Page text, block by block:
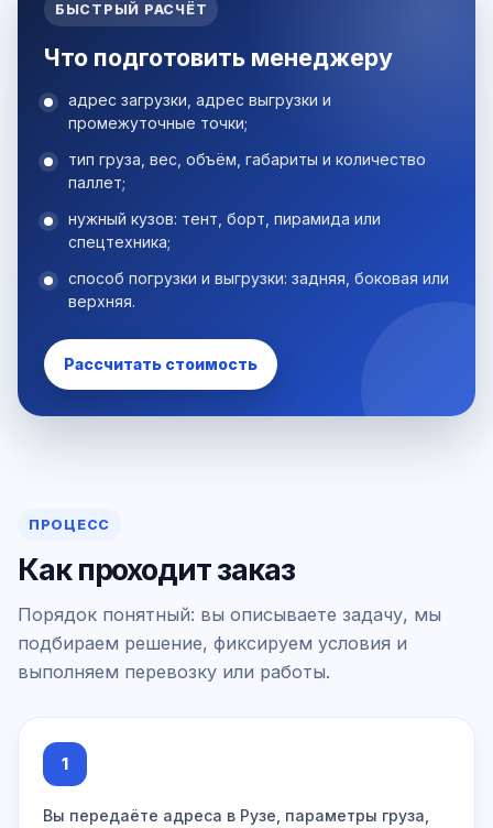
БЫСТРЫЙ РАСЧЁТ
Что подготовить менеджеру
адрес загрузки, адрес выгрузки и
промежуточные точки;
тип груза, вес, объём, габариты и количество
паллет;
нужный кузов: тент, борт, пирамида или
спецтехника;
способ погрузки и выгрузки: задняя, боковая или
верхняя.
Рассчитать стоимость
ПРОЦЕСС
Как проходит заказ
Порядок понятный: вы описываете задачу, мы
подбираем решение, фиксируем условия и
выполняем перевозку или работы.
1
Вы передаёте адреса в Рузе, параметры груза,